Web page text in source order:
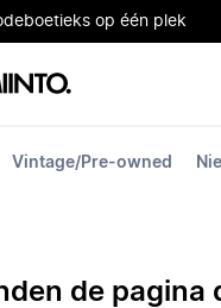
op één plek
Vintage/Pre-owned
de pagina